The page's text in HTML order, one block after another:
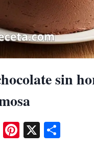
sin
Pinterest
X Share